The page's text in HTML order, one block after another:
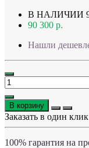
В НАЛИЧИИ
90 300 р.
Нашли
В корзину
Заказать в один клик
100% гарантия на